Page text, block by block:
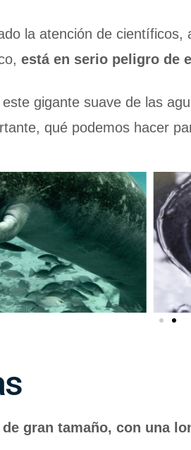
la atención de
está en serio peligro de
gigante suave de las
qué podemos hacer
gran tamaño, con una